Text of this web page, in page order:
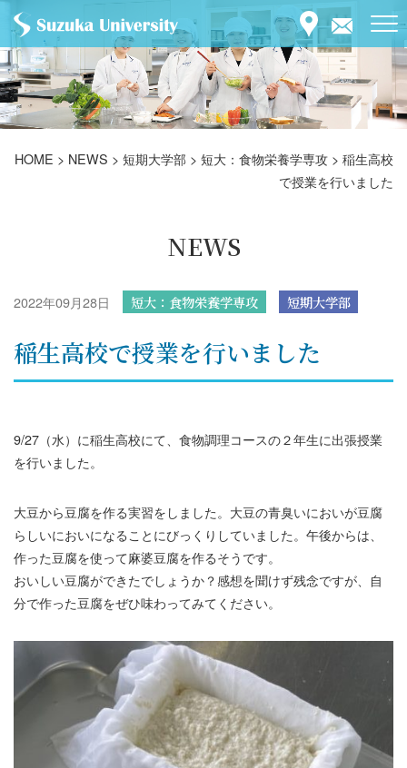
HOME > NEWS > 短期大学部 > 短大：食物栄養学専攻 > 稲生高校
で授業を行いました
NEWS
2022年09月28日 短大：食物栄養学専攻 短期大学部
稲生高校で授業を行いました
9/27（水）に稲生高校にて、食物調理コースの２年生に出張授業
を行いました。
大豆から豆腐を作る実習をしました。大豆の青臭いにおいが豆腐
らしいにおいになることにびっくりしていました。午後からは、
作った豆腐を使って麻婆豆腐を作るそうです。
おいしい豆腐ができたでしょうか？感想を聞けず残念ですが、自
分で作った豆腐をぜひ味わってみてください。